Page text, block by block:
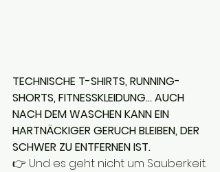
TECHNISCHE T-SHIRTS, RUNNING-
SHORTS, FITNESSKLEIDUNG… AUCH
NACH DEM WASCHEN KANN EIN
HARTNÄCKIGER GERUCH BLEIBEN, DER
SCHWER ZU ENTFERNEN IST.
👉 Und es geht nicht um Sauberkeit.